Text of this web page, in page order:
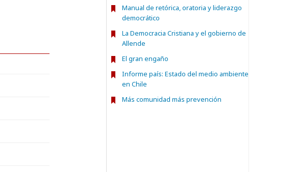
Manual de retórica, oratoria y liderazgo
democrático
La Democracia Cristiana y el gobierno de
Allende
El gran engaño
Informe país: Estado del medio ambiente
en Chile
Más comunidad más prevención